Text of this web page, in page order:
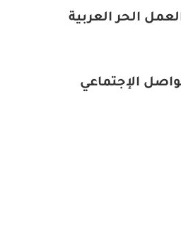
الحر العربية
الإجتماعي